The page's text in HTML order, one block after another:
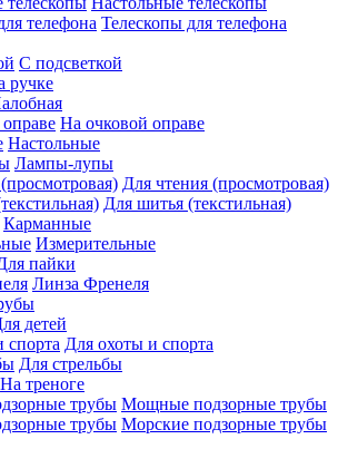
Телескопы для телефона
С подсветкой
ручке
На очковой оправе
Настольные
Лампы-лупы
Для чтения (просмотровая)
Для шитья (текстильная)
Карманные
Измерительные
пайки
Линза Френеля
детей
Для охоты и спорта
Для стрельбы
На треноге
Мощные подзорные трубы
Морские подзорные трубы